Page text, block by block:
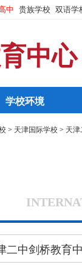
中 贵族学校 双语学
中心
学校环境
> 天津国际学校 > 天
二中剑桥教育